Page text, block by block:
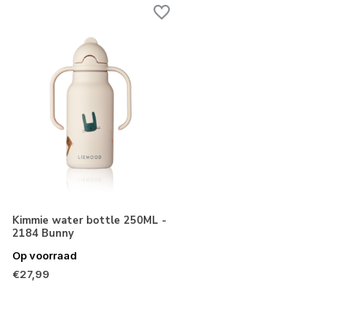
Kimmie water bottle 250ML -
2184 Bunny
Op voorraad
€27,99